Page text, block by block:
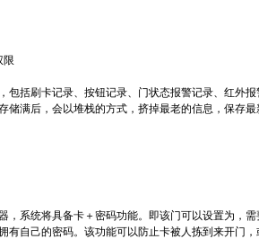
限
包括刷卡记录、按钮记录、门状态报警记录、红外
储满后，会以堆栈的方式，挤掉最老的信息，保存最
，系统将具备卡＋密码功能。即该门可以设置为，
有自己的密码。该功能可以防止卡被人拣到来开门